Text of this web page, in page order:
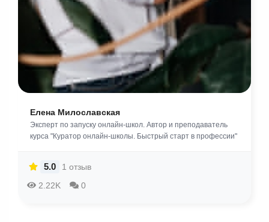
Елена Милославская
Эксперт по запуску онлайн-школ. Автор и преподаватель
курса "Куратор онлайн-школы. Быстрый старт в профессии"
2.22K 0
5.0 1 отзыв